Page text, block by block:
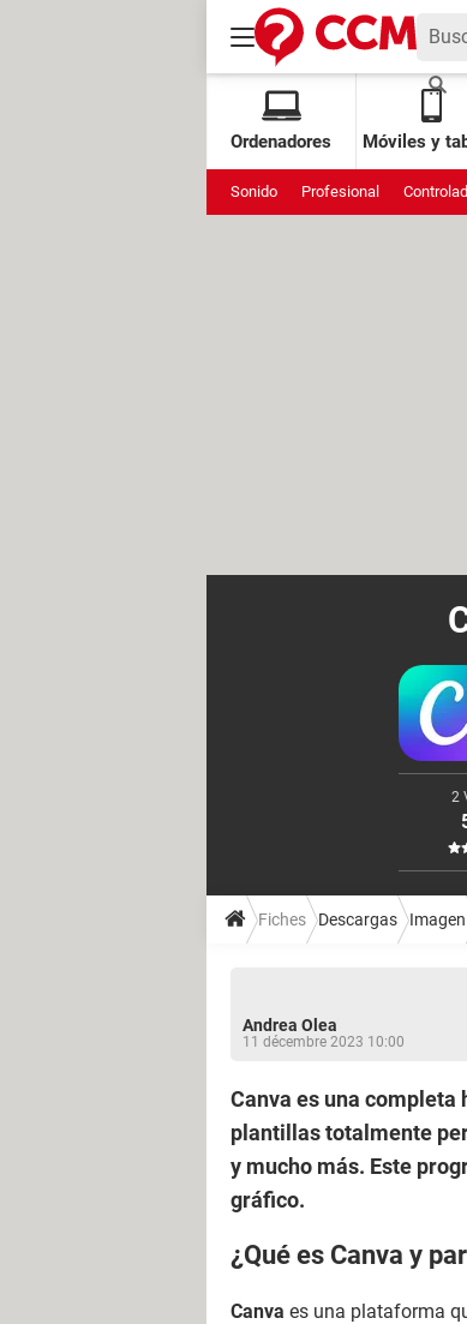
Ordenadores Móviles y
Sonido Profesional
2
Fiches Descargas Imagen
Andrea Olea
11 décembre 2023 10:00
Canva es una completa
plantillas totalmente
y mucho más. Este
gráfico.
¿Qué es Canva y
Canva es una plataforma